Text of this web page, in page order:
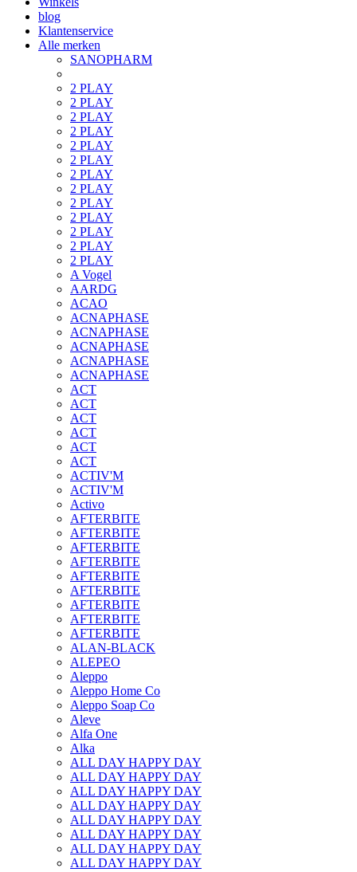
blog
Klantenservice
Alle merken
SANOPHARM
2 PLAY
2 PLAY
2 PLAY
2 PLAY
2 PLAY
2 PLAY
2 PLAY
2 PLAY
2 PLAY
2 PLAY
2 PLAY
2 PLAY
2 PLAY
A Vogel
AARDG
ACAO
ACNAPHASE
ACNAPHASE
ACNAPHASE
ACNAPHASE
ACNAPHASE
ACT
ACT
ACT
ACT
ACT
ACT
ACTIV'M
ACTIV'M
Activo
AFTERBITE
AFTERBITE
AFTERBITE
AFTERBITE
AFTERBITE
AFTERBITE
AFTERBITE
AFTERBITE
AFTERBITE
ALAN-BLACK
ALEPEO
Aleppo
Aleppo Home Co
Aleppo Soap Co
Aleve
Alfa One
Alka
ALL DAY HAPPY DAY
ALL DAY HAPPY DAY
ALL DAY HAPPY DAY
ALL DAY HAPPY DAY
ALL DAY HAPPY DAY
ALL DAY HAPPY DAY
ALL DAY HAPPY DAY
ALL DAY HAPPY DAY